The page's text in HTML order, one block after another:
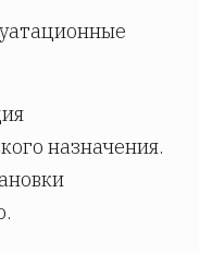
назначения.